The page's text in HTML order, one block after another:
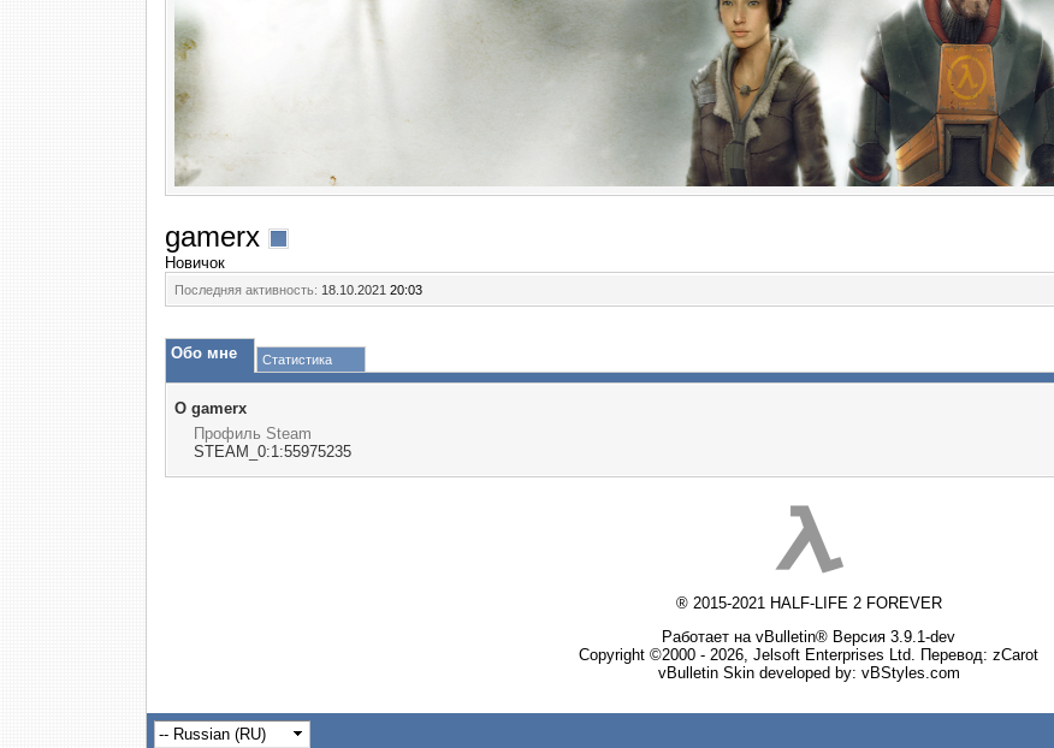
gamerx
Новичок
Последняя активность: 18.10.2021 20:03
Обо мне Статистика
О gamerx
Профиль Steam
STEAM_0:1:55975235
® 2015-2021 HALF-LIFE 2 FOREVER
Работает на vBulletin® Версия 3.9.1-dev
Copyright ©2000 - 2026, Jelsoft Enterprises Ltd. Перевод: zCarot
vBulletin Skin developed by: vBStyles.com